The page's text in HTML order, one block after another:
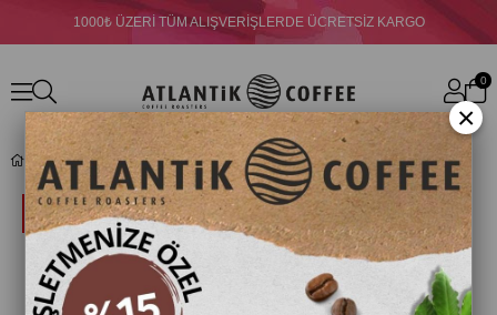
1000₺ ÜZERİ TÜM ALIŞVERİŞLERDE ÜCRETSİZ KARGO
0
Fo Çilek Püre 1000 gr
×